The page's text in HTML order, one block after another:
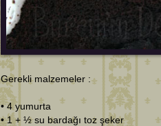
Gerekli malzemeler :
• 4 yumurta
• 1 + ½ su bardağı toz şeker